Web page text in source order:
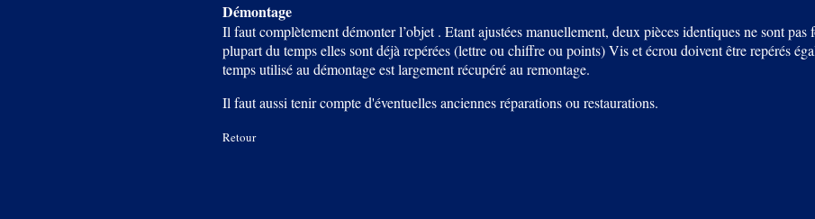
Démontage
Il faut complètement démonter l’objet . Etant ajustées manuellement, deux pièces identiques ne sont pas
plupart du temps elles sont déjà repérées (lettre ou chiffre ou points) Vis et écrou doivent être repérés
temps utilisé au démontage est largement récupéré au remontage.
Il faut aussi tenir compte d'éventuelles anciennes réparations ou restaurations.
Retour